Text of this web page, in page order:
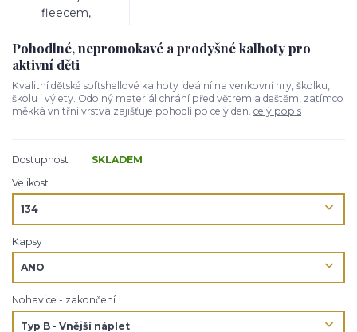
Pohodlné, nepromokavé a prodyšné kalhoty pro
aktivní děti
Kvalitní dětské softshellové kalhoty ideální na venkovní hry, školku,
školu i výlety. Odolný materiál chrání před větrem a deštěm, zatímco
měkká vnitřní vrstva zajišťuje pohodlí po celý den. celý popis
Dostupnost
SKLADEM
Velikost
Kapsy
Nohavice - zakončení